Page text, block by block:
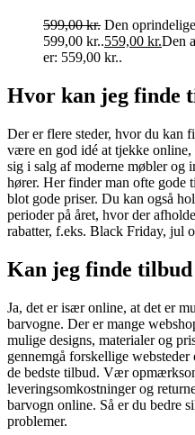
599,00kr. Den
599,00 kr..559,00 kr.Den
er: 559,00 kr..
Hvor kan jeg finde
Der er flere steder, hvor du kan
være en god idé at tjekke online,
sig i salg af moderne møbler og
hører. Her finder man ofte gode
blot gode priser. Du kan også
perioder på året, hvor der
rabatter, f.eks. Black Friday, jul
Kan jeg finde tilbud
Ja, det er især online, at det er
barvogne. Der er mange
mulige designs, materialer og
gennemgå forskellige
de bedste tilbud. Vær
leveringsomkostninger og
barvogn online. Så er du bedre
problemer.